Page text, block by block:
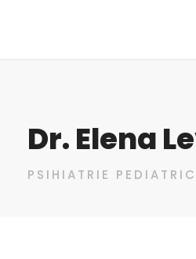
Dr. Elena
PSIHIATRIE